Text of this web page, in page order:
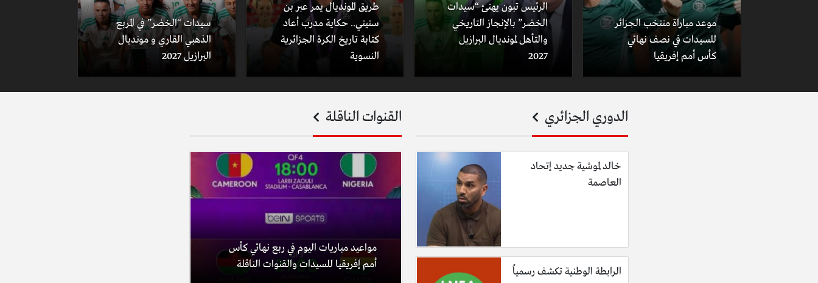
موعد مباراة منتخب الجزائر
للسيدات في نصف نهائي
كأس أمم إفريقيا
الرئيس تبون يهنئ “سيدات
الخضر” بالإنجاز التاريخي
والتأهل لمونديال البرازيل
2027
طريق المونديال يمر عبر بن
ستيتي.. حكاية مدرب أعاد
كتابة تاريخ الكرة الجزائرية
النسوية
سيدات “الخضر” في المربع
الذهبي القاري و مونديال
البرازيل 2027
الدوري الجزائري
خالد لموشية جديد إتحاد
العاصمة
الرابطة الوطنية تكشف رسمياً
القنوات الناقلة
مواعيد مباريات اليوم في ربع نهائي كأس
أمم إفريقيا للسيدات والقنوات الناقلة